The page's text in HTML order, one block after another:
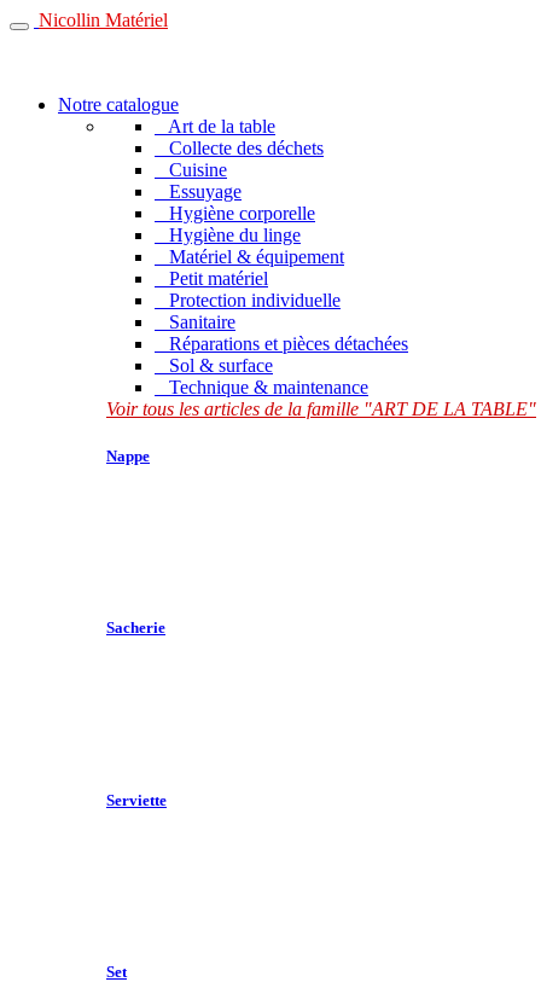
Nicollin Matériel
Notre catalogue
Art de la table
Collecte des déchets
Cuisine
Essuyage
Hygiène corporelle
Hygiène du linge
Matériel & équipement
Petit matériel
Protection individuelle
Sanitaire
Réparations et pièces détachées
Sol & surface
Technique & maintenance
Voir tous les articles de la famille "ART DE LA TABLE"
Nappe
Sacherie
Serviette
Set